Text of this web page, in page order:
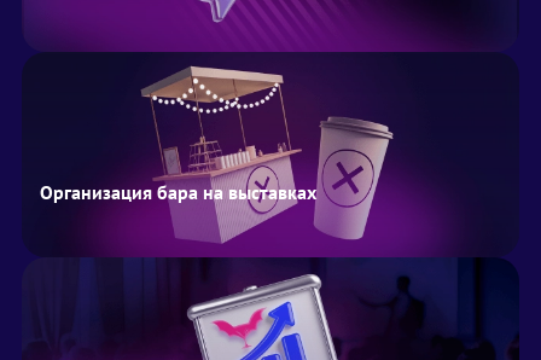
Организация бара на выставках